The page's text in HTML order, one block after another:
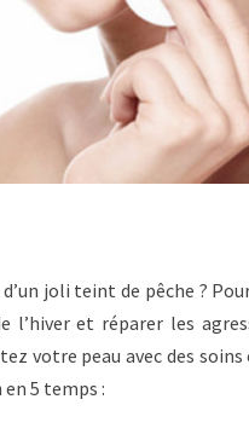
d’un joli teint de pêche ?
l’hiver et réparer les
votre peau avec des
en 5 temps :